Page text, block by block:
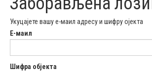
Укуцајете вашу е-маил адресу и шифру ојекта
Е-маил
Шифра објекта